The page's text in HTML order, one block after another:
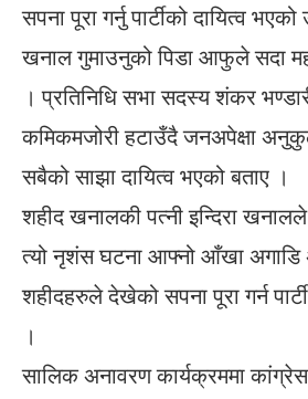
सपना पूरा गर्नु पार्टीको दायित्व
खनाल गुमाउनुको पिडा आफुले सदा
। प्रतिनिधि सभा सदस्य शंकर
कमिकमजोरी हटाउँदै जनअपेक्षा
सबैको साझा दायित्व भएको बताए ।
शहीद खनालकी पत्नी इन्दिरा
त्यो नृशंस घटना आफ्नो आँखा
शहीदहरुले देखेको सपना पूरा गर्न पार्टी
।
सालिक अनावरण कार्यक्रममा कांग्रेस